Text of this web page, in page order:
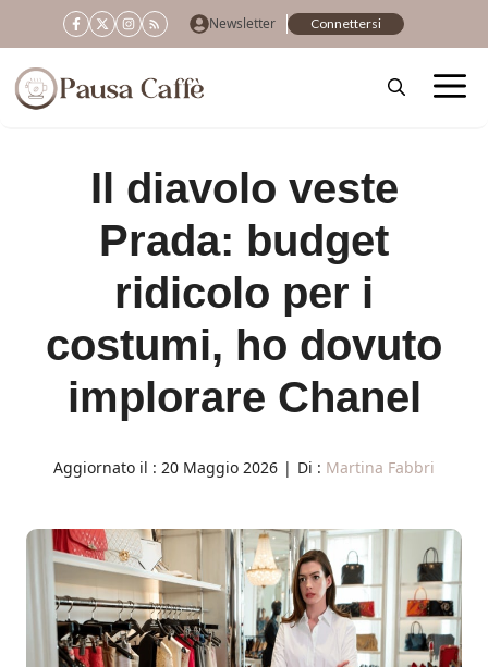
al
contenuto
Newsletter Connettersi
Il diavolo veste
Prada: budget
ridicolo per i
costumi, ho dovuto
implorare Chanel
Aggiornato il : 20 Maggio 2026 | Di : Martina Fabbri